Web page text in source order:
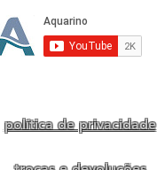
política de privacidade